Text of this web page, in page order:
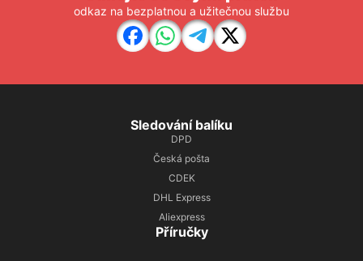
odkaz na bezplatnou a užitečnou službu
Sledování balíku
DPD
Česká pošta
CDEK
DHL Express
Aliexpress
Příručky